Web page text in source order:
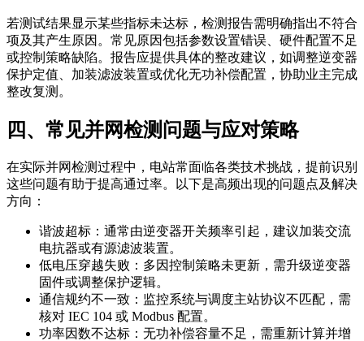
若测试结果显示某些指标未达标，检测报告需明确指出不符合
项及其产生原因。常见原因包括参数设置错误、硬件配置不足
或控制策略缺陷。报告应提供具体的整改建议，如调整逆变器
保护定值、加装滤波装置或优化无功补偿配置，协助业主完成
整改复测。
四、常见并网检测问题与应对策略
在实际并网检测过程中，电站常面临各类技术挑战，提前识别
这些问题有助于提高通过率。以下是高频出现的问题点及解决
方向：
谐波超标：通常由逆变器开关频率引起，建议加装交流
电抗器或有源滤波装置。
低电压穿越失败：多因控制策略未更新，需升级逆变器
固件或调整保护逻辑。
通信规约不一致：监控系统与调度主站协议不匹配，需
核对 IEC 104 或 Modbus 配置。
功率因数不达标：无功补偿容量不足，需重新计算并增